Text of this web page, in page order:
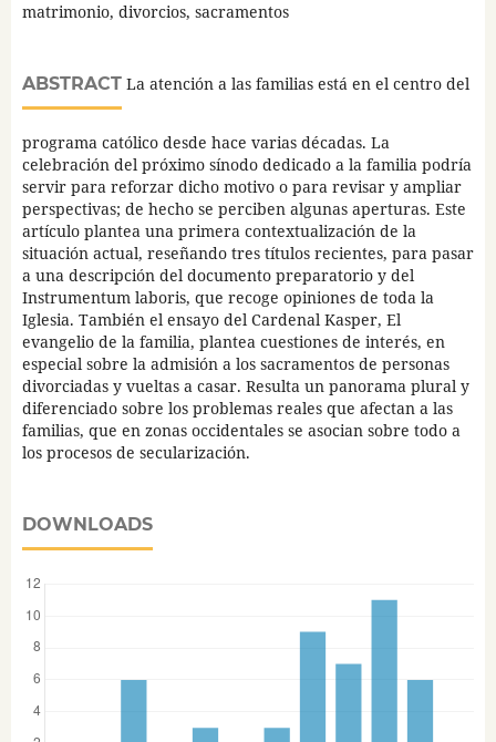
matrimonio, divorcios, sacramentos
ABSTRACTLa atención a las familias está en el centro del
programa católico desde hace varias décadas. La
celebración del próximo sínodo dedicado a la familia podría
servir para reforzar dicho motivo o para revisar y ampliar
perspectivas; de hecho se perciben algunas aperturas. Este
artículo plantea una primera contextualización de la
situación actual, reseñando tres títulos recientes, para pasar
a una descripción del documento preparatorio y del
Instrumentum laboris, que recoge opiniones de toda la
Iglesia. También el ensayo del Cardenal Kasper, El
evangelio de la familia, plantea cuestiones de interés, en
especial sobre la admisión a los sacramentos de personas
divorciadas y vueltas a casar. Resulta un panorama plural y
diferenciado sobre los problemas reales que afectan a las
familias, que en zonas occidentales se asocian sobre todo a
los procesos de secularización.
DOWNLOADS